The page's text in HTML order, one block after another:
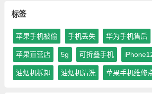
标签
苹果手机被偷 手机丢失 华为手机售后
苹果直营店 5g 可折叠手机
油烟机拆卸 油烟机清洗 苹果手机维修